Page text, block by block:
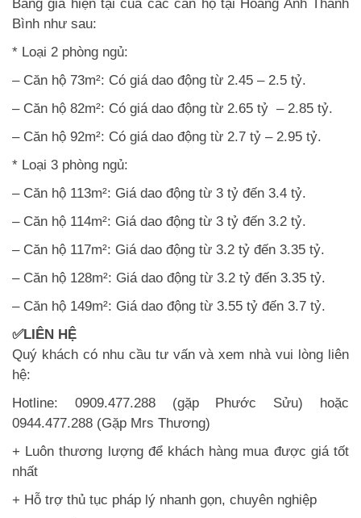
Bảng giá hiện tại của các căn hộ tại Hoàng Anh Thanh
Bình như sau:
* Loại 2 phòng ngủ:
– Căn hộ 73m²: Có giá dao động từ 2.45 – 2.5 tỷ.
– Căn hộ 82m²: Có giá dao động từ 2.65 tỷ – 2.85 tỷ.
– Căn hộ 92m²: Có giá dao động từ 2.7 tỷ – 2.95 tỷ.
* Loại 3 phòng ngủ:
– Căn hộ 113m²: Giá dao động từ 3 tỷ đến 3.4 tỷ.
– Căn hộ 114m²: Giá dao động từ 3 tỷ đến 3.2 tỷ.
– Căn hộ 117m²: Giá dao động từ 3.2 tỷ đến 3.35 tỷ.
– Căn hộ 128m²: Giá dao động từ 3.2 tỷ đến 3.35 tỷ.
– Căn hộ 149m²: Giá dao động từ 3.55 tỷ đến 3.7 tỷ.
✅LIÊN HỆ
Quý khách có nhu cầu tư vấn và xem nhà vui lòng liên
hệ:
Hotline: 0909.477.288 (gặp Phước Sửu) hoặc
0944.477.288 (Gặp Mrs Thương)
+ Luôn thương lượng để khách hàng mua được giá tốt
nhất
+ Hỗ trợ thủ tục pháp lý nhanh gọn, chuyên nghiệp